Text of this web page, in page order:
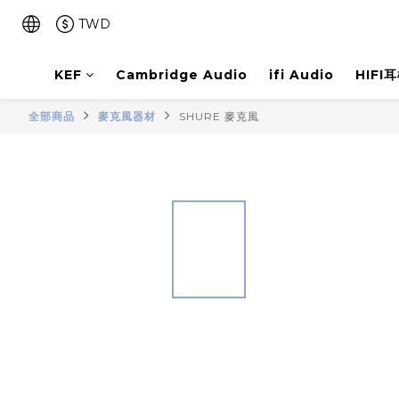
TWD
KEF Cambridge Audio ifi Audio HIFI耳
全部商品 麥克風器材 SHURE 麥克風